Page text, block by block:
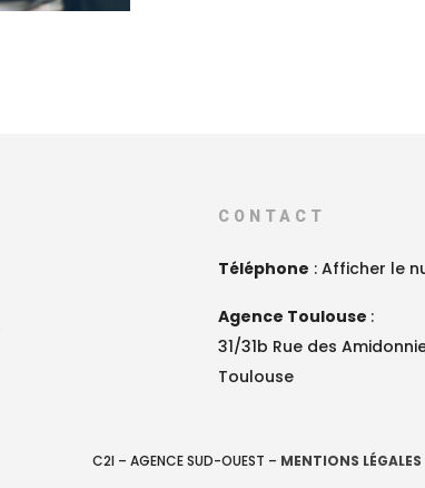
CONTACT
Téléphone : Afficher le
Agence Toulouse :
31/31b Rue des
Toulouse
C2I – AGENCE SUD-OUEST – MENTIONS